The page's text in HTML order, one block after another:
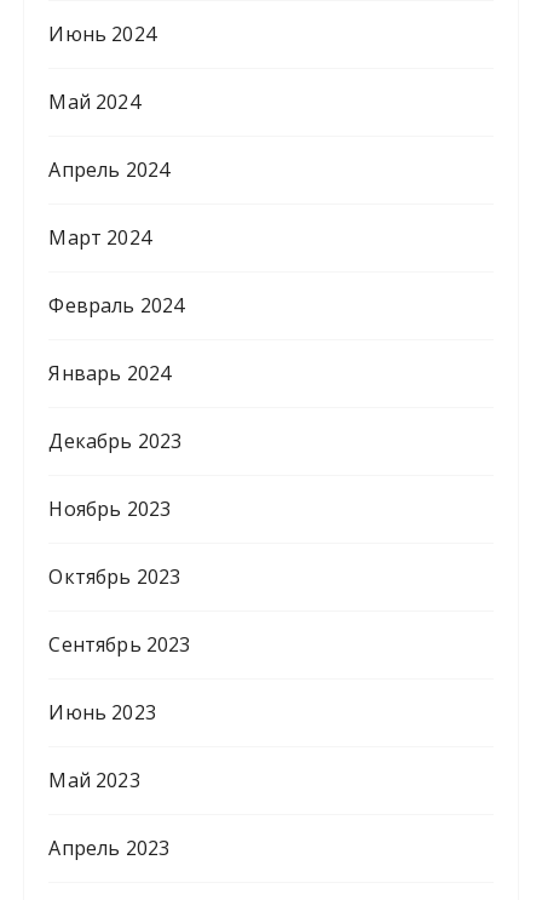
Июнь 2024
Май 2024
Апрель 2024
Март 2024
Февраль 2024
Январь 2024
Декабрь 2023
Ноябрь 2023
Октябрь 2023
Сентябрь 2023
Июнь 2023
Май 2023
Апрель 2023